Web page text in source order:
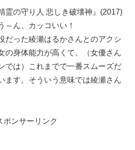
霊の守り人 悲しき破壊神』(2017)
～ん、カッコいい！
だった綾瀬はるかさんとのアクシ
の身体能力が高くて、（女優さん
では）これまでで一番スムーズだ
ます。そういう意味では綾瀬さん
ポンサーリンク